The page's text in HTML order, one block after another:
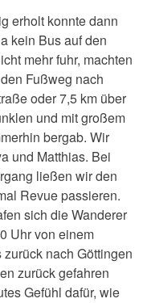
erholt konnte dann
kein Bus auf den
mehr fuhr, machten
Fußweg nach
oder 7,5 km über
und mit großem
bergab. Wir
und Matthias. Bei
ließen wir den
Revue passieren.
sich die Wanderer
Uhr von einem
nach Göttingen
zurück gefahren
Gefühl dafür, wie